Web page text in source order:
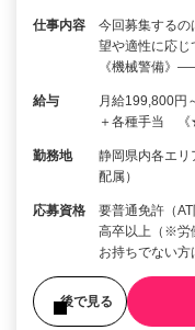
仕事内容
今回募集するの
望や適性に応
《機械警備》
給与
月給199,800円
＋各種手当
勤務地
静岡県内各エ
配属）
応募資格
要普通免許（
高卒以上（※労
お持ちでない方
後で見る